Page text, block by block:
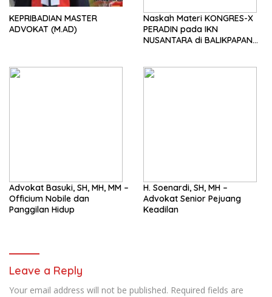
KEPRIBADIAN MASTER
ADVOKAT (M.AD)
Naskah Materi KONGRES-X
PERADIN pada IKN
NUSANTARA di BALIKPAPAN
Advokat Basuki, SH, MH, MM –
Officium Nobile dan
Panggilan Hidup
H. Soenardi, SH, MH –
Advokat Senior Pejuang
Keadilan
Leave a Reply
Your email address will not be published. Required fields are